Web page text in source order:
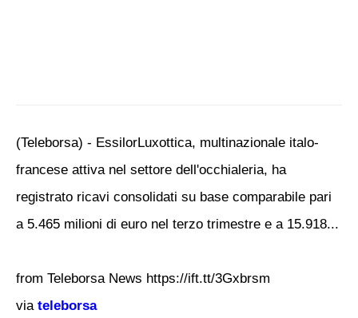
(Teleborsa) - EssilorLuxottica, multinazionale italo-
francese attiva nel settore dell'occhialeria, ha
registrato ricavi consolidati su base comparabile pari
a 5.465 milioni di euro nel terzo trimestre e a 15.918...
from Teleborsa News https://ift.tt/3Gxbrsm
via teleborsa